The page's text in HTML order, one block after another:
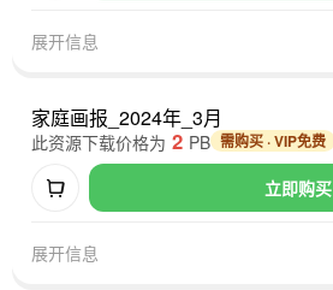
展开信息
家庭画报_2024年_3月
立即购买
此资源下载价格为 2 PB 需购买 · VIP免费
展开信息